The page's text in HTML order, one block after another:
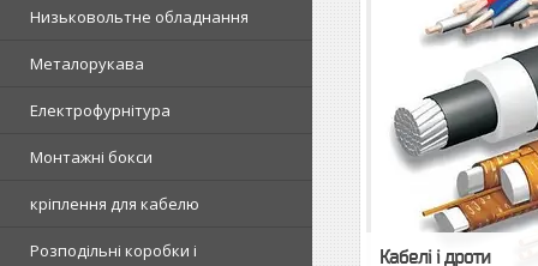
Низьковольтне обладнання
Металорукава
Електрофурнітура
Монтажні бокси
кріплення для кабелю
Розподільні коробки і
Кабелі і дроти